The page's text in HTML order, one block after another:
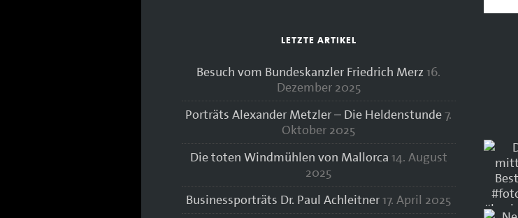
LETZTE ARTIKEL
Besuch vom Bundeskanzler Friedrich Merz 16.
Dezember 2025
Porträts Alexander Metzler – Die Heldenstunde7.
Oktober 2025
Die toten Windmühlen von Mallorca 14. August
2025
Businessporträts Dr. Paul Achleitner17. April 2025